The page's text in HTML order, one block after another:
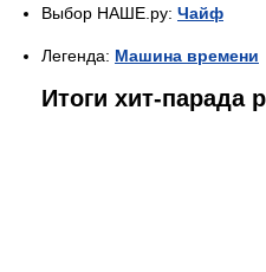
Выбор НАШЕ.ру: Чайф
Легенда: Машина времени
Итоги хит-парада